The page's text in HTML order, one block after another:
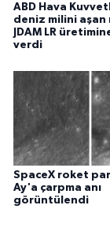
ABD Hava
deniz milini aşan
JDAM LR
verdi
SpaceX roket
Ay'a çarpma anı
görüntülendi